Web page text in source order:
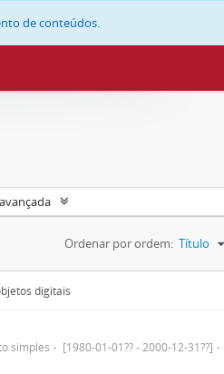
de conteúdos.
Ordenar por ordem: Título
digitais
simples
[1980-01-01?? - 2000-12-31??]